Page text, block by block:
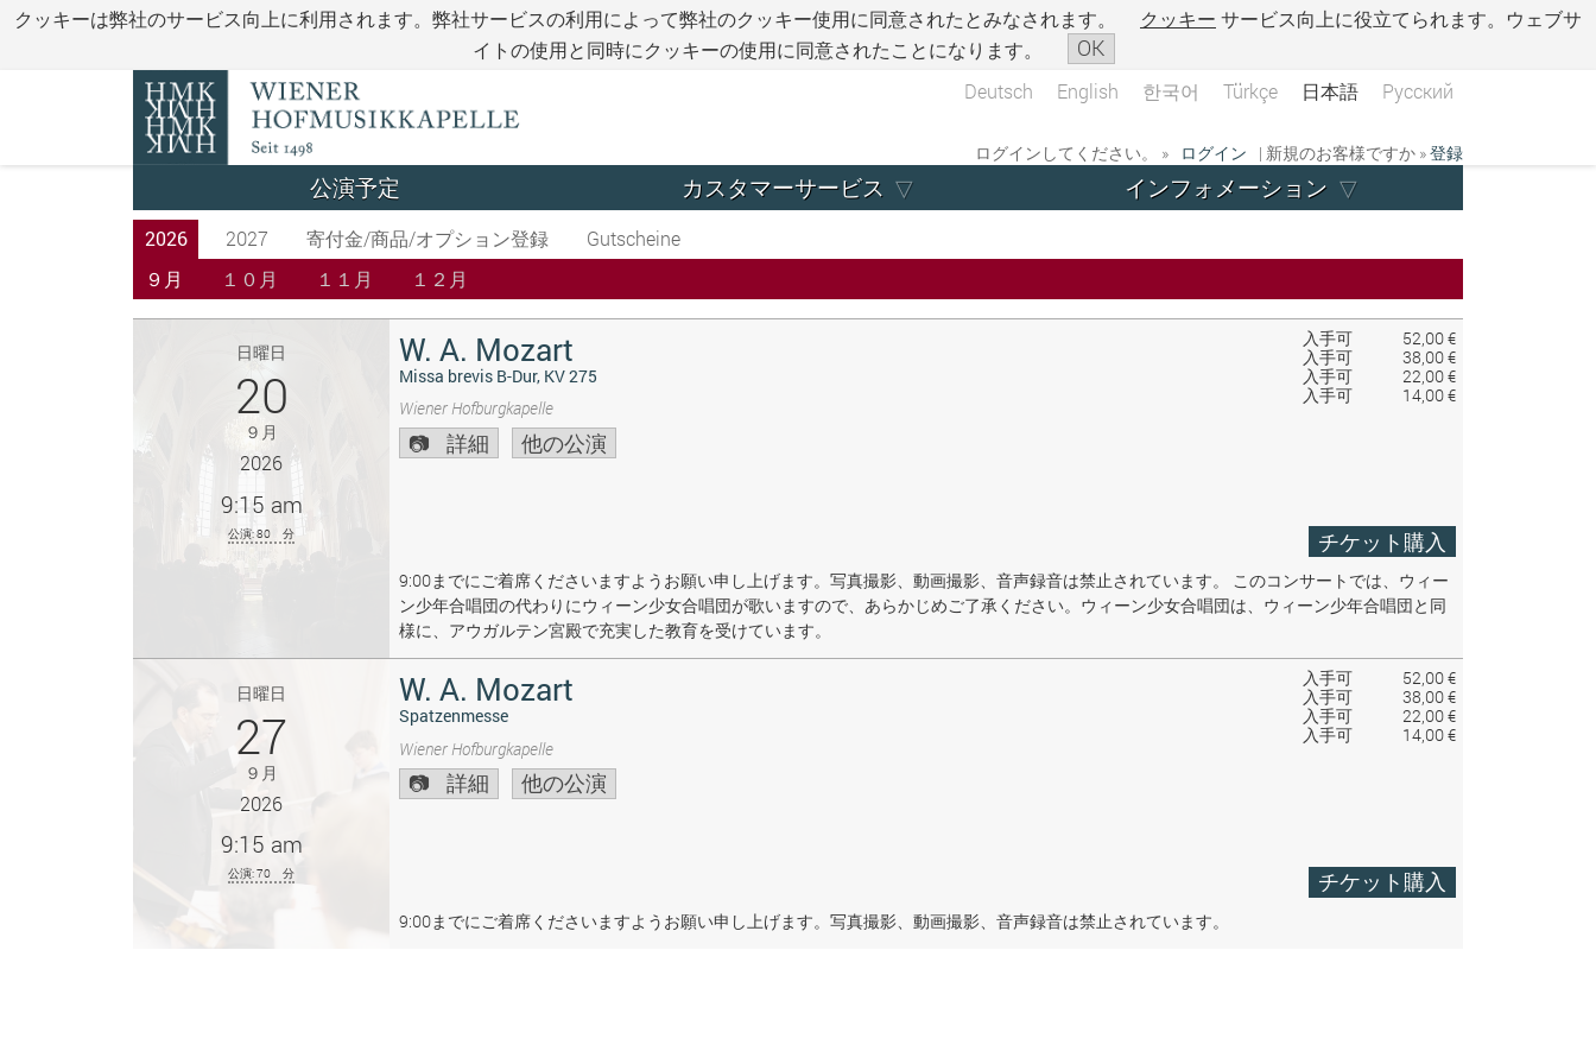
クッキーは弊社のサービス向上に利用されます。弊社サービスの利用によって弊社のクッキー使用に同意されたとみなされます。 クッキー サービス向上に役立てられます。ウェブサ
イトの使用と同時にクッキーの使用に同意されたことになります。
OK
Deutsch English 한국어 Türkçe 日本語 Русский
ログインしてください。 » ログイン | 新規のお客様ですか »登録
公演予定 カスタマーサービス インフォメーション
2026 2027 寄付金/商品/オプション登録
Gutscheine
９月
１０月 １１月 １２月
入手可
52,00 €
入手可
38,00 €
入手可
22,00 €
入手可
14,00 €
日曜日
20
９月
2026
9:15 am
公演: 80 分
W. A. Mozart
Missa brevis B-Dur, KV 275
Wiener Hofburgkapelle
詳細 他の公演
チケット購入
9:00までにご着席くださいますようお願い申し上げます。写真撮影、動画撮影、音声録音は禁止されています。 このコンサートでは、ウィー
ン少年合唱団の代わりにウィーン少女合唱団が歌いますので、あらかじめご了承ください。ウィーン少女合唱団は、ウィーン少年合唱団と同
様に、アウガルテン宮殿で充実した教育を受けています。
入手可
52,00 €
入手可
38,00 €
入手可
22,00 €
入手可
14,00 €
日曜日
27
９月
2026
9:15 am
公演: 70 分
W. A. Mozart
Spatzenmesse
Wiener Hofburgkapelle
詳細 他の公演
チケット購入
9:00までにご着席くださいますようお願い申し上げます。写真撮影、動画撮影、音声録音は禁止されています。